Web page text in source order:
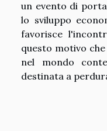
un evento di
lo sviluppo
favorisce
questo motivo
nel mondo
destinata a